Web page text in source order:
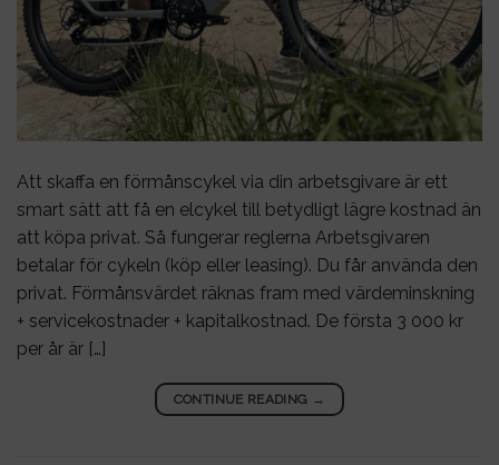
Att skaffa en förmånscykel via din arbetsgivare är ett
smart sätt att få en elcykel till betydligt lägre kostnad än
att köpa privat. Så fungerar reglerna Arbetsgivaren
betalar för cykeln (köp eller leasing). Du får använda den
privat. Förmånsvärdet räknas fram med värdeminskning
+ servicekostnader + kapitalkostnad. De första 3 000 kr
per år är […]
CONTINUE READING →